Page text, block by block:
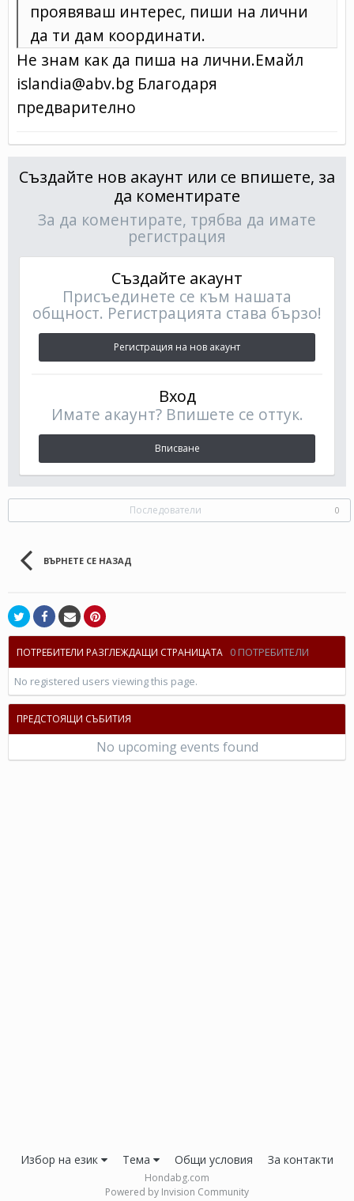
проявяваш интерес, пиши на лични
да ти дам координати.
Не знам как да пиша на лични.Емайл
islandia@abv.bg Благодаря
предварително
Създайте нов акаунт или се впишете, за
да коментирате
За да коментирате, трябва да имате
регистрация
Създайте акаунт
Присъединете се към нашата
общност. Регистрацията става бързо!
Регистрация на нов акаунт
Вход
Имате акаунт? Впишете се оттук.
Вписване
Последователи 0
ВЪРНЕТЕ СЕ НАЗАД
ПОТРЕБИТЕЛИ РАЗГЛЕЖДАЩИ СТРАНИЦАТА 0 ПОТРЕБИТЕЛИ
No registered users viewing this page.
ПРЕДСТОЯЩИ СЪБИТИЯ
No upcoming events found
Избор на език Тема Общи условия За контакти
Hondabg.com
Powered by Invision Community